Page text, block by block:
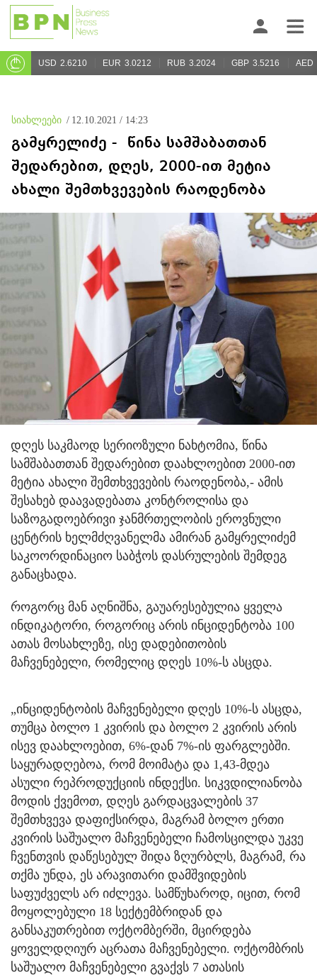
USD 2.6210 EUR 3.0212 RUB 3.2024 GBP 3.5216 AED
სიახლეები / 12.10.2021 / 14:23
გამყრელიძე - წინა სამშაბათთან
შედარებით, დღეს, 2000-ით მეტია
ახალი შემთხვევების რაოდენობა
დღეს საკმაოდ სერიოზული ნახტომია, წინა
სამშაბათთან შედარებით დაახლოებით 2000-ით
მეტია ახალი შემთხვევების რაოდენობა,- ამის
შესახებ დაავადებათა კონტროლისა და
საზოგადოებრივი ჯანმრთელობის ეროვნული
ცენტრის ხელმძღვანელმა ამირან გამყრელიძემ
საკოორდინაციო საბჭოს დასრულების შემდეგ
განაცხადა.
როგორც მან აღნიშნა, გაუარესებულია ყველა
ინდიკატორი, როგორიც არის ინციდენტობა 100
ათას მოსახლეზე, ისე დადებითობის
მაჩვენებელი, რომელიც დღეს 10%-ს ასცდა.
„ინციდენტობის მაჩვენებელი დღეს 10%-ს ასცდა,
თუმცა ბოლო 1 კვირის და ბოლო 2 კვირის არის
ისევ დაახლოებით, 6%-დან 7%-ის ფარგლებში.
საყურადღებოა, რომ მოიმატა და 1,43-მდეა
ასული რეპროდუქციის ინდექსი. სიკვდილიანობა
მოდის ქვემოთ, დღეს გარდაცვალების 37
შემთხვევა დაფიქსირდა, მაგრამ ბოლო ერთი
კვირის საშუალო მაჩვენებელი ჩამოსცილდა უკვე
ჩვენთვის დაწესებულ შიდა ზღურბლს, მაგრამ, რა
თქმა უნდა, ეს არავითარი დამშვიდების
საფუძველს არ იძლევა. სამწუხაროდ, იცით, რომ
მოყოლებული 18 სექტემბრიდან და
განსაკუთრებით ოქტომბერში, მცირდება
ყოველდღიურ აცრათა მაჩვენებელი. ოქტომბრის
საშუალო მაჩვენებელი გვაქვს 7 ათასის